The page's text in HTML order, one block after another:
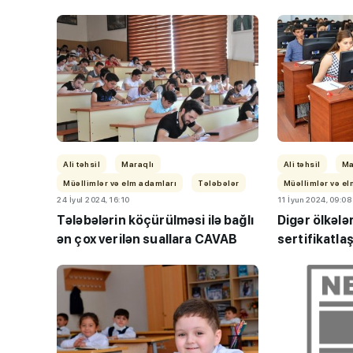
Ali təhsil
Maraqlı
Müəllimlər və elm adamları
Tələbələr
24 İyul 2024, 16:10
Tələbələrin köçürülməsi ilə bağlı
ən çox verilən suallara CAVAB
Ali təhsil
Müəllimlər və
11 İyun 2024, 09:08
Digər
TİF “Maarifçi”
məzunlarla